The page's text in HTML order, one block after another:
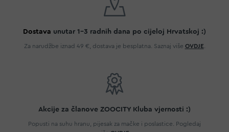
Dostava unutar 1-3 radnih dana po cijeloj Hrvatskoj :)
Za narudžbe iznad 49 €, dostava je besplatna. Saznaj više OVDJE
Akcije za članove ZOOCITY Kluba vjernosti :)
Popusti na suhu hranu, pijesak za mačke i poslastice. Pogledaj